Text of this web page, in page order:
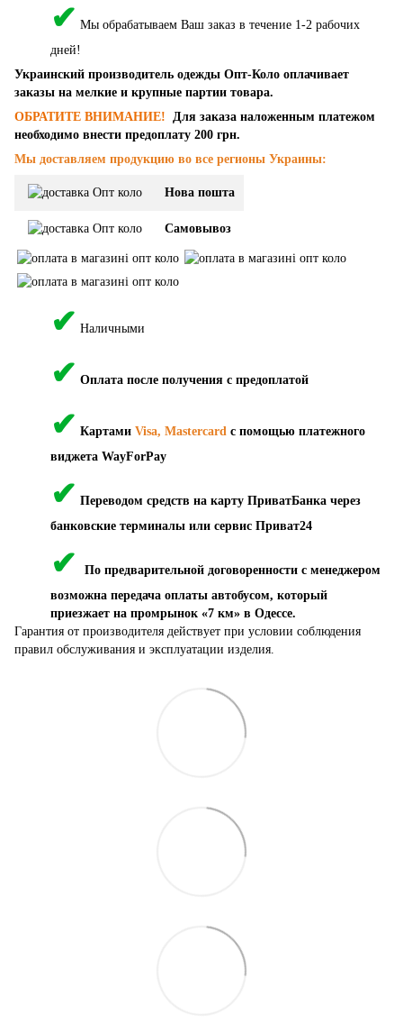
✔ Мы обрабатываем Ваш заказ в течение 1-2 рабочих
дней!
Украинский производитель одежды Опт-Коло оплачивает
заказы на мелкие и крупные партии товара.
ОБРАТИТЕ ВНИМАНИЕ! Для заказа наложенным платежом
необходимо внести предоплату 200 грн.
Мы доставляем продукцию во все регионы Украины:
Нова пошта
Самовывоз
✔ Наличными
✔ Оплата после получения с предоплатой
✔ Картами Visa, Mastercard с помощью платежного
виджета WayForPay
✔ Переводом средств на карту ПриватБанка через
банковские терминалы или сервис Приват24
✔
По предварительной договоренности с менеджером
возможна передача оплаты автобусом, который
приезжает на промрынок «7 км» в Одессе.
Гарантия от производителя действует при условии соблюдения
правил обслуживания и эксплуатации изделия.